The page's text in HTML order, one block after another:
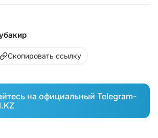
Скопировать ссылку
на официальный Telegram-